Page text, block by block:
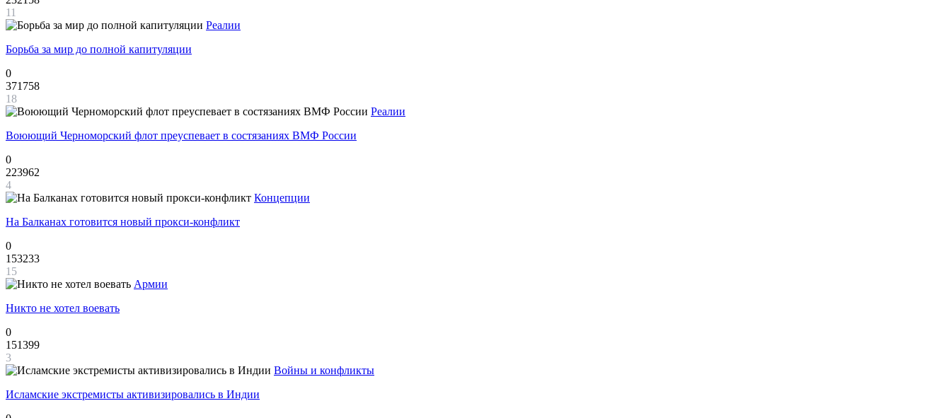
11
Реалии
Борьба за мир до полной капитуляции
0
371758
18
Реалии
Воюющий Черноморский флот преуспевает в состязаниях ВМФ России
0
223962
4
Концепции
На Балканах готовится новый прокси-конфликт
0
153233
15
Армии
Никто не хотел воевать
0
151399
3
Войны и конфликты
Исламские экстремисты активизировались в Индии